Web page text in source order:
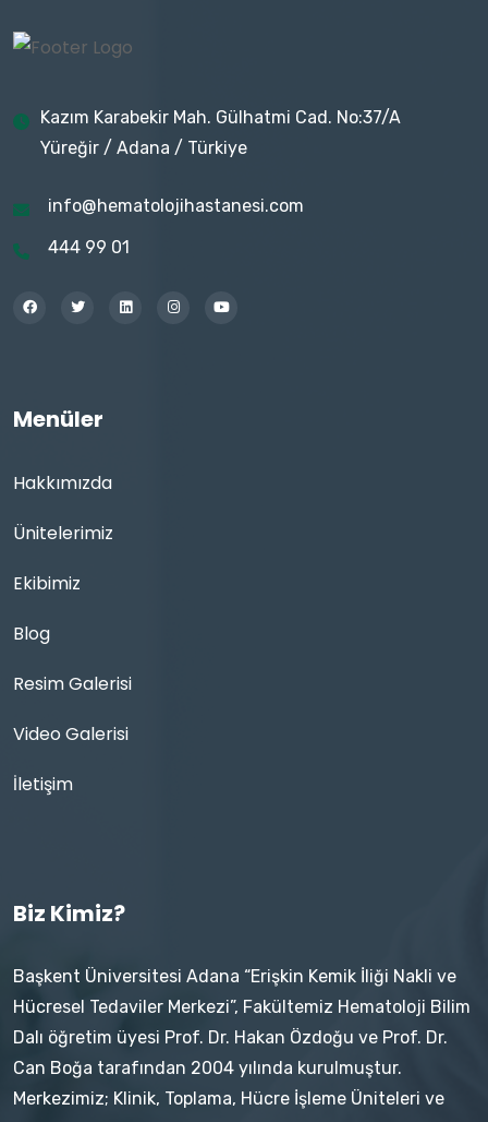
Kazım Karabekir Mah. Gülhatmi Cad. No:37/A
Yüreğir / Adana / Türkiye
info@hematolojihastanesi.com
444 99 01
Menüler
Hakkımızda
Ünitelerimiz
Ekibimiz
Blog
Resim Galerisi
Video Galerisi
İletişim
Biz Kimiz?
Başkent Üniversitesi Adana “Erişkin Kemik İliği Nakli ve
Hücresel Tedaviler Merkezi”, Fakültemiz Hematoloji Bilim
Dalı öğretim üyesi Prof. Dr. Hakan Özdoğu ve Prof. Dr.
Can Boğa tarafından 2004 yılında kurulmuştur.
Merkezimiz; Klinik, Toplama, Hücre İşleme Üniteleri ve